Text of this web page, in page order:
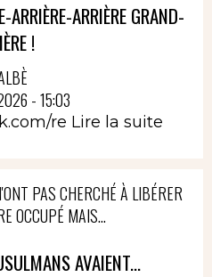
ARRIÈRE GRAND-
!
- 15:03
re Lire la suite
PAS CHERCHÉ À LIBÉRER
OCCUPÉ MAIS...
AVAIENT...